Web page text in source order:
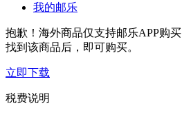
我的邮乐
抱歉！海外商品仅支持邮乐APP购
找到该商品后，即可购买。
立即下载
税费说明